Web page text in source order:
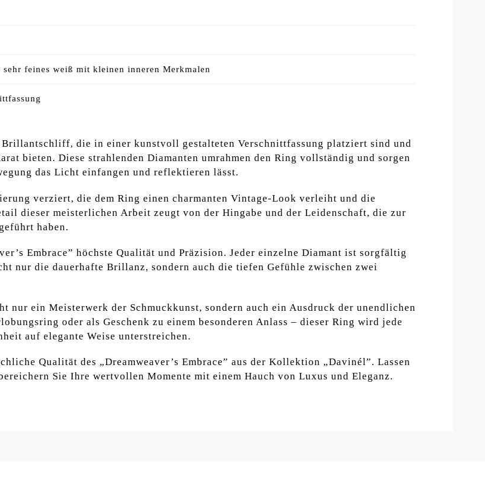
sehr feines weiß mit kleinen inneren Merkmalen
die in einer kunstvoll gestalteten Verschnittfassung platziert sind und
bieten. Diese strahlenden Diamanten umrahmen den Ring vollständig und sorgen
das Licht einfangen und reflektieren lässt.
verziert, die dem Ring einen charmanten Vintage-Look verleiht und die
dieser meisterlichen Arbeit zeugt von der Hingabe und der Leidenschaft, die zur
haben.
Embrace” höchste Qualität und Präzision. Jeder einzelne Diamant ist sorgfältig
nur die dauerhafte Brillanz, sondern auch die tiefen Gefühle zwischen zwei
nur ein Meisterwerk der Schmuckkunst, sondern auch ein Ausdruck der unendlichen
oder als Geschenk zu einem besonderen Anlass – dieser Ring wird jede
auf elegante Weise unterstreichen.
Qualität des „Dreamweaver’s Embrace” aus der Kollektion „Davinél”. Lassen
Sie Ihre wertvollen Momente mit einem Hauch von Luxus und Eleganz.